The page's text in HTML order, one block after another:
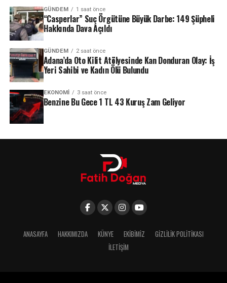
GÜNDEM 1 saat önce
“Casperlar” Suç Örgütüne Büyük Darbe: 149 Şüpheli
Hakkında Dava Açıldı
GÜNDEM 2 saat önce
Adana’da Oto Kilit Atölyesinde Kan Donduran Olay: İş
Yeri Sahibi ve Kadın Ölü Bulundu
EKONOMI 3 saat önce
Benzine Bu Gece 1 TL 43 Kuruş Zam Geliyor
ANASAYFA HAKKIMIZDA KÜNYE EKIBIMIZ
GIZLILIK POLITIKASI
İLETIŞIM